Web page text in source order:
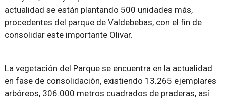
actualidad se están plantando 500 unidades más,
procedentes del parque de Valdebebas, con el fin de
consolidar este importante Olivar.
La vegetación del Parque se encuentra en la actualidad
en fase de consolidación, existiendo 13.265 ejemplares
arbóreos, 306.000 metros cuadrados de praderas, así